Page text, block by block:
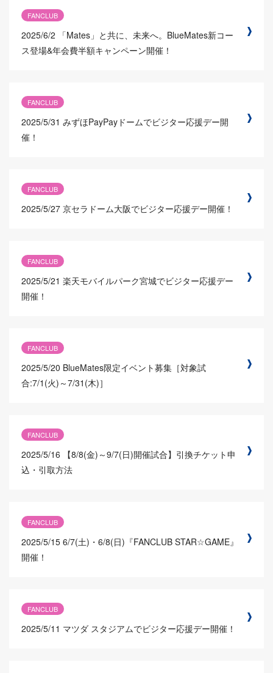
FANCLUB
2025/6/2
「Mates」と共に、未来へ。BlueMates新コー
ス登場&年会費半額キャンペーン開催！
FANCLUB
2025/5/31 みずほPayPayドームでビジター応援デー開
催！
FANCLUB
2025/5/27 京セラドーム大阪でビジター応援デー開催！
FANCLUB
2025/5/21 楽天モバイルパーク宮城でビジター応援デー
開催！
FANCLUB
2025/5/20 BlueMates限定イベント募集［対象試
合:7/1(火)～7/31(木)］
FANCLUB
2025/5/16
【8/8(金)～9/7(日)開催試合】引換チケット申
込・引取方法
FANCLUB
2025/5/15 6/7(土)・6/8(日)『FANCLUB STAR☆GAME』
開催！
FANCLUB
2025/5/11 マツダ スタジアムでビジター応援デー開催！